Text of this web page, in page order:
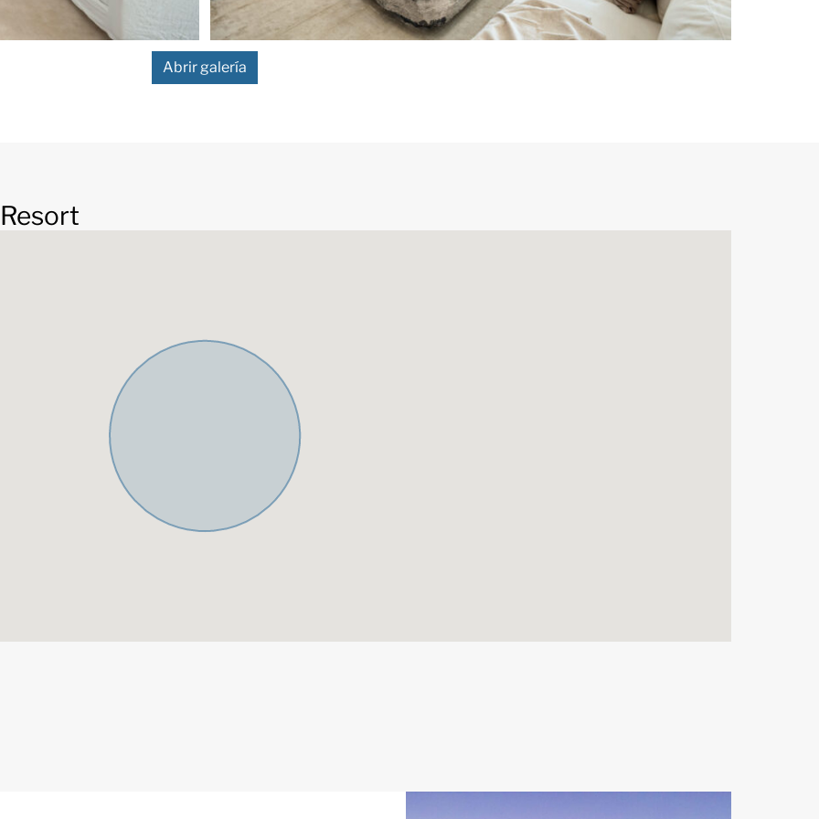
ambos a 10 minutos. Para
a unos 15 minutos, lo que
que ofrece esta zona de
la sofisticación
en general ofrece un
calles y roughs. Los
Abrir galería